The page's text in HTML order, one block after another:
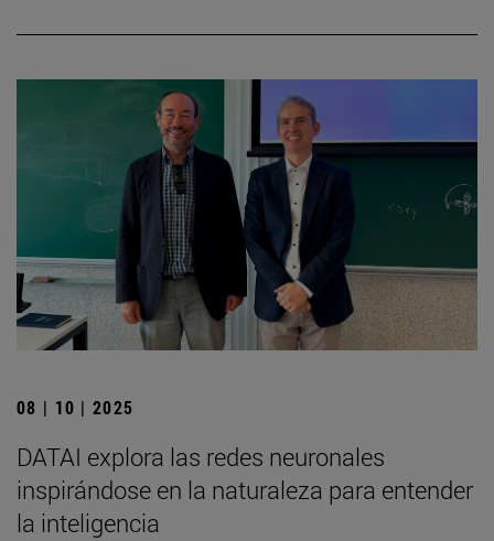
08 | 10 | 2025
DATAI explora las redes neuronales
inspirándose en la naturaleza para entender
la inteligencia